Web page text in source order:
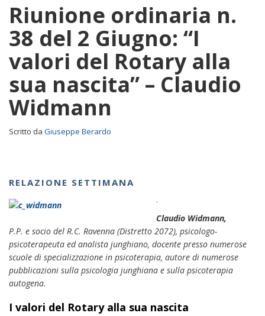
Riunione ordinaria n.
38 del 2 Giugno: “I
valori del Rotary alla
sua nascita” – Claudio
Widmann
Scritto da Giuseppe Berardo
RELAZIONE SETTIMANA
.
Claudio Widmann,
P.P. e socio del R.C. Ravenna (Distretto 2072), psicologo-
psicoterapeuta ed analista junghiano, docente presso numerose
scuole di specializzazione in psicoterapia, autore di numerose
pubblicazioni sulla psicologia junghiana e sulla psicoterapia
autogena.
I valori del Rotary alla sua nascita